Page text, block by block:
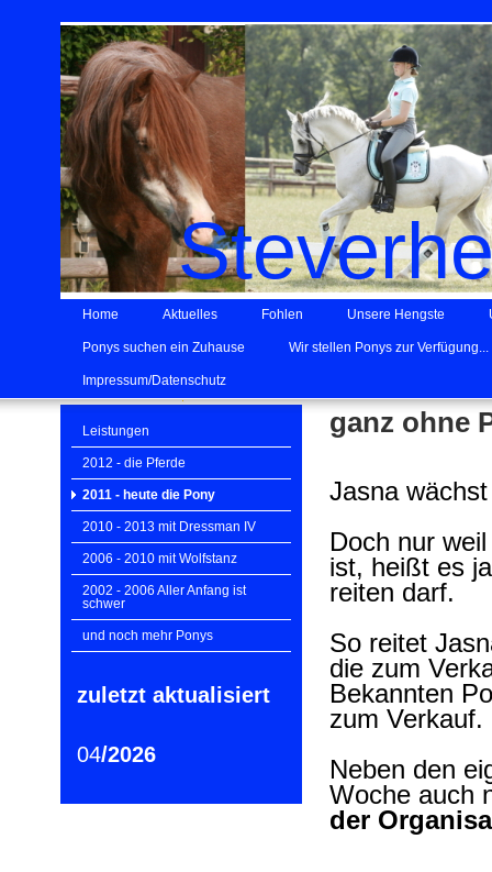
Home Aktuelles Fohlen Unsere Hengste
Ponys suchen ein Zuhause Wir stellen Ponys zur Verfügung...
Impressum/Datenschutz
Leistungen
2012 - die Pferde
2011 - heute die Pony
2010 - 2013 mit Dressman IV
2006 - 2010 mit Wolfstanz
2002 - 2006 Aller Anfang ist
schwer
und noch mehr Ponys
zuletzt aktualisiert
04/2026
ganz ohne
Jasna
Doch nur
ist, heißt es
reiten darf.
So reitet
die zum
Bekannten
zum Verkauf.
Neben den
Woche auch
der